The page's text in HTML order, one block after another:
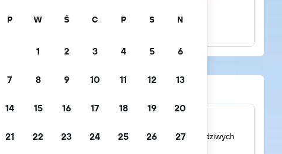
...i wiele innych
Sprawdź oceny oparte na milionach opinii prawdziwych
P W Ś C P S N
1 2 3 4 5 6
7 8 9 10 11 12 13
14 15 16 17 18 19 20
21 22 23 24 25 26 27